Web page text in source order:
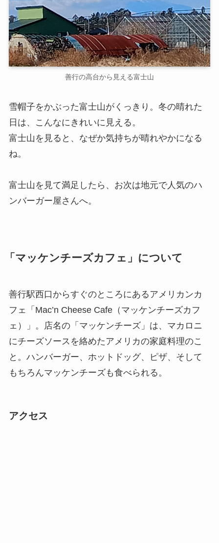
善行の高台から見える富士山
雪帽子をかぶった富士山がくっきり。冬の晴れた
日は、こんなにきれいに見える。
富士山を見ると、なぜか気持ちが晴れやかになる
ね。
富士山を見て満足したら、お次は地元で人気のハ
ンバーガー屋さんへ。
「マッケンチーズカフェ」について
善行駅西口からすぐのところにあるアメリカンカ
フェ「Mac’n Cheese Cafe（マッケンチーズカフ
ェ）」。店名の「マッケンチーズ」は、マカロニ
にチーズソースを絡めたアメリカの家庭料理のこ
と。ハンバーガー、ホットドッグ、ピザ、そして
もちろんマッケンチーズも食べられる。
アクセス